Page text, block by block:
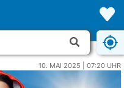
10. MAI 2025 | 07:20 UHR